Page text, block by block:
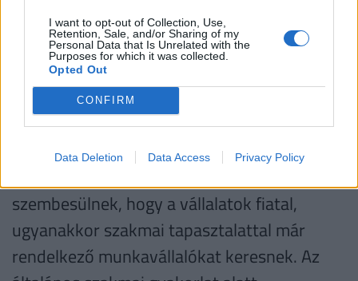
I want to opt-out of Collection, Use,
Retention, Sale, and/or Sharing of my
Personal Data that Is Unrelated with the
Purposes for which it was collected.
Opted Out
CONFIRM
Data Deletion Data Access Privacy Policy
A duális képzés ugyanakkor a vállalat
számára is, mert a diákok bevonásával
képes lesz kompetens és már tapasztalt
szakembert alkalmazni a későbbiekben. A
középiskolákból a munkaerőpiacra kikerült
szembesülnek, hogy a vállalatok fiatal,
ugyanakkor szakmai tapasztalattal már
rendelkező munkavállalókat keresnek. Az